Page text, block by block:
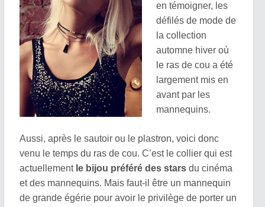
en témoigner, les
défilés de mode de
la collection
automne hiver où
le ras de cou a été
largement mis en
avant par les
mannequins.
Aussi, après le sautoir ou le plastron, voici donc
venu le temps du ras de cou. C’est le collier qui est
actuellement le bijou préféré des stars du cinéma
et des mannequins. Mais faut-il être un mannequin
de grande égérie pour avoir le privilège de porter un